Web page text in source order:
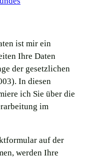
ist mir ein
Ihre Daten
der gesetzlichen
In diesen
ich Sie über die
im
auf der
werden Ihre